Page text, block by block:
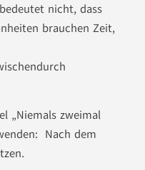
nicht, dass
brauchen Zeit,
„Niemals zweimal
Nach dem